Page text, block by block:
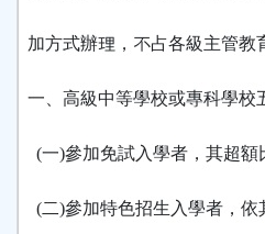
加方式辦理，不占各級主管教
一、高級中等學校或專科學校
(一)參加免試入學者，其超
(二)參加特色招生入學者，